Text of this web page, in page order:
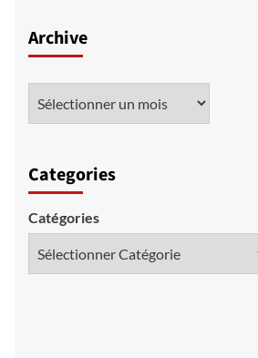
Archive
Categories
Catégories